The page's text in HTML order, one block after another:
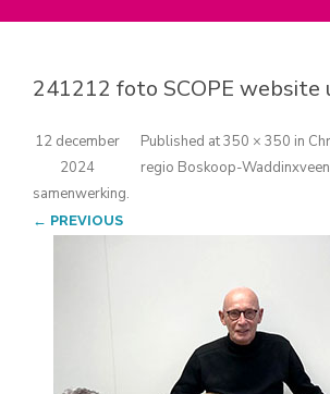
241212 foto SCOPE
Published
12 december
2024
at350 × 350 in
regio Boskoop-
samenwerking.
← PREVIOUS